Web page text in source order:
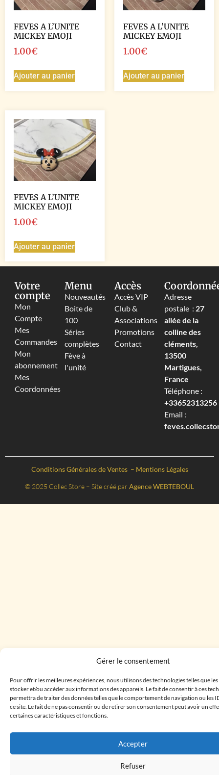
Gérer le consentement
Pour offrir les meilleures expériences, nous utilisons des technologies telles que
stocker et/ou accéder aux informations des appareils. Le fait de consentir à ces
permettra de traiter des données telles que le comportement de navigation ou les
ce site. Le fait de ne pas consentir ou de retirer son consentement peut avoir un
certaines caractéristiques et fonctions.
Accepter
Refuser
FEVES A L’UNITE
MICKEY EMOJI
1.00€
Ajouter au panier
FEVES A L’UNITE
MICKEY EMOJI
1.00€
Ajouter au panier
FEVES A L’UNITE
MICKEY EMOJI
1.00€
Ajouter au panier
Votre
compte
Mon
Compte
Mes
Commandes
Mon
abonnement
Mes
Coordonnées
Menu
Nouveautés
Boite de
100
Séries
complètes
Fève à
l'unité
Accès
Accès VIP
Club &
Associations
Promotions
Contact
Adresse
postale : 27
allée de la
colline des
cléments,
13500
Martigues,
France
Téléphone :
+33652313256‬
Email :
Conditions Générales de Ventes – Mentions Légales
© 2025 Collec Store – Site créé par Agence WEBTEBOUL